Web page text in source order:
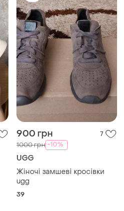
900 грн 7
1000 грн -10%
UGG
Жіночі замшеві кросівки
ugg
39